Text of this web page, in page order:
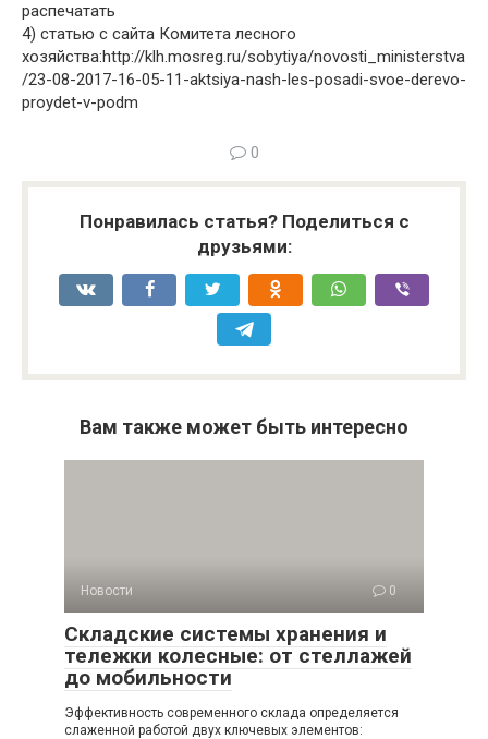
распечатать
4) статью с сайта Комитета лесного
хозяйства:http://klh.mosreg.ru/sobytiya/novosti_ministerstva
/23-08-2017-16-05-11-aktsiya-nash-les-posadi-svoe-derevo-
proydet-v-podm
0
Понравилась статья? Поделиться с
друзьями:
Вам также может быть интересно
Новости 0
Складские системы хранения и
тележки колесные: от стеллажей
до мобильности
Эффективность современного склада определяется
слаженной работой двух ключевых элементов: